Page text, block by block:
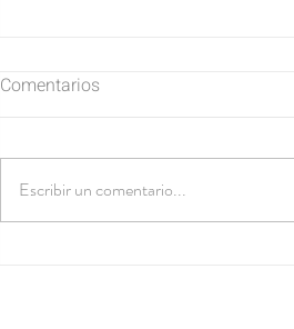
Comentarios
Escribir un comentario...